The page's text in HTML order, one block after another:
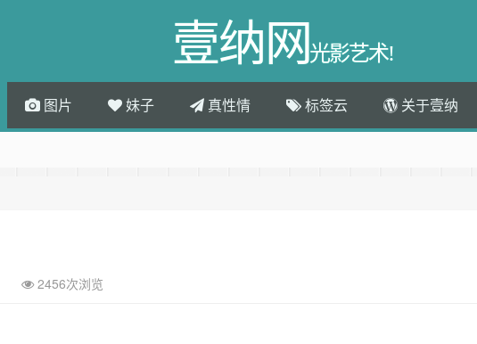
壹纳网光影艺术!
图片 妹子 真性情 标签云 关于壹纳
2456次浏览